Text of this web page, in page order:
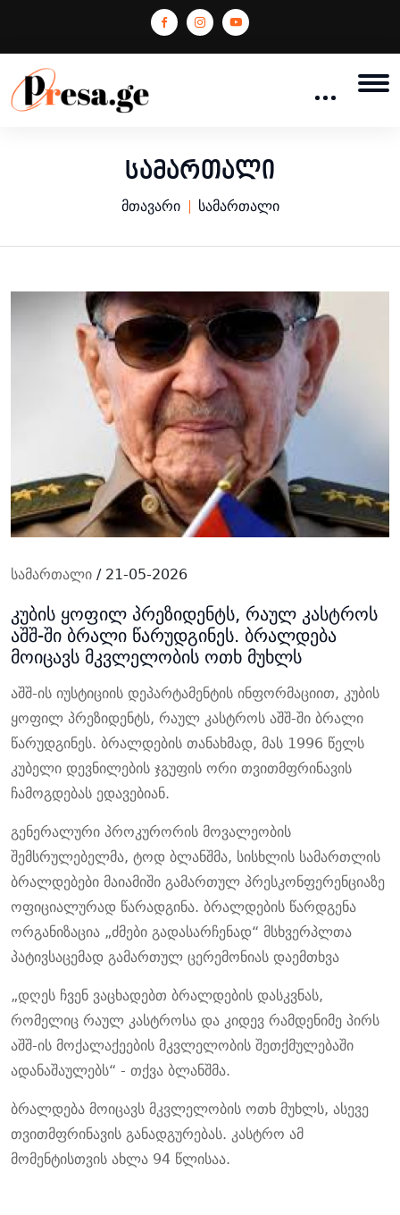
სამართალი
მთავარი სამართალი
სამართალი / 21-05-2026
კუბის ყოფილ პრეზიდენტს, რაულ კასტროს
აშშ-ში ბრალი წარუდგინეს. ბრალდება
მოიცავს მკვლელობის ოთხ მუხლს
აშშ-ის იუსტიციის დეპარტამენტის ინფორმაციით, კუბის
ყოფილ პრეზიდენტს, რაულ კასტროს აშშ-ში ბრალი
წარუდგინეს. ბრალდების თანახმად, მას 1996 წელს
კუბელი დევნილების ჯგუფის ორი თვითმფრინავის
ჩამოგდებას ედავებიან.
გენერალური პროკურორის მოვალეობის
შემსრულებელმა, ტოდ ბლანშმა, სისხლის სამართლის
ბრალდებები მაიამიში გამართულ პრესკონფერენციაზე
ოფიციალურად წარადგინა. ბრალდების წარდგენა
ორგანიზაცია „ძმები გადასარჩენად“ მსხვერპლთა
პატივსაცემად გამართულ ცერემონიას დაემთხვა
„დღეს ჩვენ ვაცხადებთ ბრალდების დასკვნას,
რომელიც რაულ კასტროსა და კიდევ რამდენიმე პირს
აშშ-ის მოქალაქეების მკვლელობის შეთქმულებაში
ადანაშაულებს“ - თქვა ბლანშმა.
ბრალდება მოიცავს მკვლელობის ოთხ მუხლს, ასევე
თვითმფრინავის განადგურებას. კასტრო ამ
მომენტისთვის ახლა 94 წლისაა.